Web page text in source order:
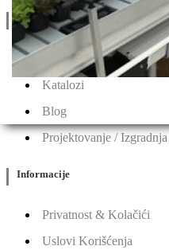
Linkovi
O Nama
Katalozi
Blog
Projektovanje / Izgradnja
Informacije
Privatnost & Kolačići
Uslovi Korišćenja